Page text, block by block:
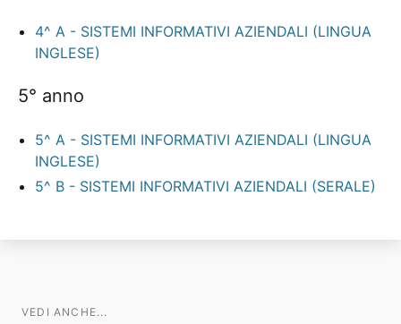
4^ A - SISTEMI INFORMATIVI AZIENDALI (LINGUA
INGLESE)
5° anno
5^ A - SISTEMI INFORMATIVI AZIENDALI (LINGUA
INGLESE)
5^ B - SISTEMI INFORMATIVI AZIENDALI (SERALE)
VEDI ANCHE...